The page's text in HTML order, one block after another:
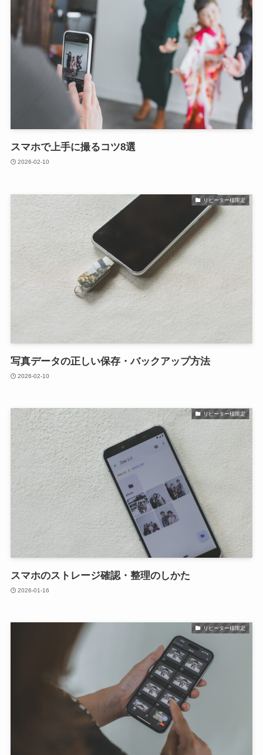
スマホで上手に撮るコツ8選
2026-02-10
リピーター様限定
写真データの正しい保存・バックアップ方法
2026-02-10
リピーター様限定
スマホのストレージ確認・整理のしかた
2026-01-16
リピーター様限定